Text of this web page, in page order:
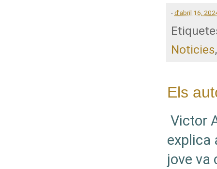
-d’abril 16,
Noticies
Els
Victor
explica
jove va